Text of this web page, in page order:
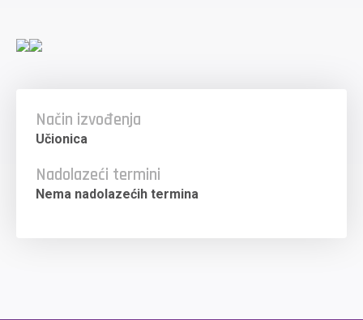
Način izvođenja
Učionica
Nadolazeći termini
Nema nadolazećih termina